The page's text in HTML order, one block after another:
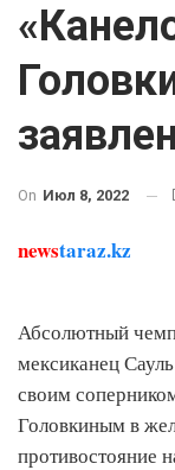
On Июл 8, 2022
newstaraz.kz
Абсолютный
мексиканец
своим
Головкиным в
противостояние